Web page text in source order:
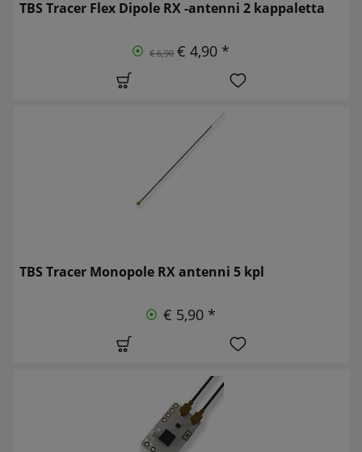
TBS Tracer Flex Dipole RX -antenni 2 kappaletta
€ 6,90 € 4,90 *
TBS Tracer Monopole RX antenni 5 kpl
€ 5,90 *